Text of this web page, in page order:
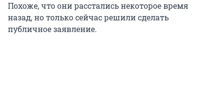
Похоже, что они расстались некоторое время
назад, но только сейчас решили сделать
публичное заявление.